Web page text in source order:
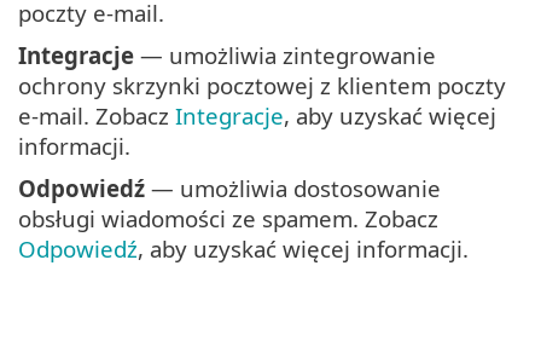
poczty e-mail.
Integracje — umożliwia zintegrowanie
ochrony skrzynki pocztowej z klientem poczty
e-mail. Zobacz Integracje, aby uzyskać więcej
informacji.
Odpowiedź — umożliwia dostosowanie
obsługi wiadomości ze spamem. Zobacz
Odpowiedź, aby uzyskać więcej informacji.